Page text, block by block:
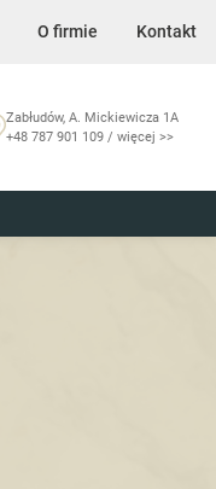
O firmie Kontakt
Zabłudów, A. Mickiewicza 1A
+48 787 901 109 / więcej >>